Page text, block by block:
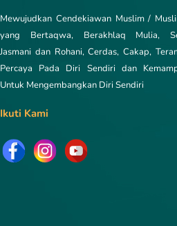
Mewujudkan Cendekiawan Muslim /
yang Bertaqwa, Berakhlaq Mulia,
Jasmani dan Rohani, Cerdas, Cakap,
Percaya Pada Diri Sendiri dan
Untuk Mengembangkan Diri Sendiri
Ikuti Kami